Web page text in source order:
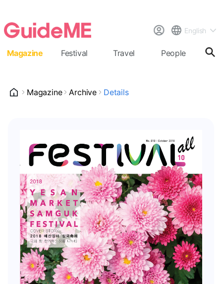
English
Magazine Festival Travel People
Magazine Archive Details